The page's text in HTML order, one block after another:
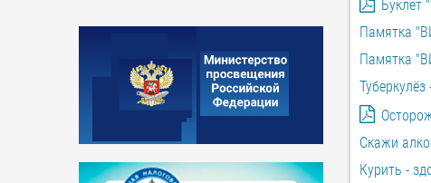
Буклет
Памятка
Памятка
Скажи
Курить -